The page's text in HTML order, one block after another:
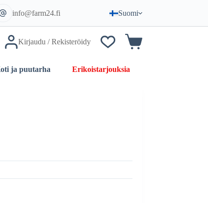
info@farm24.fi Suomi
Kirjaudu / Rekisteröidy Ostoskori
ja puutarha Erikoistarjouksia